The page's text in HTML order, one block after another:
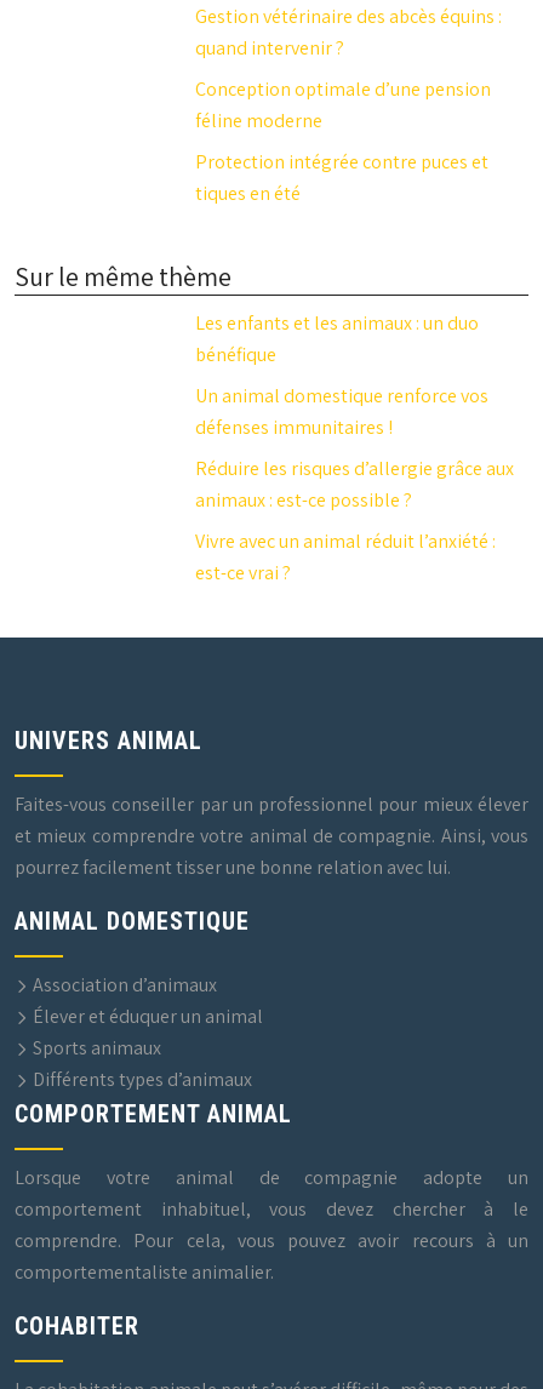
Gestion vétérinaire des abcès équins :
quand intervenir ?
Conception optimale d’une pension
féline moderne
Protection intégrée contre puces et
tiques en été
Sur le même thème
Les enfants et les animaux : un duo
bénéfique
Un animal domestique renforce vos
défenses immunitaires !
Réduire les risques d’allergie grâce aux
animaux : est-ce possible ?
Vivre avec un animal réduit l’anxiété :
est-ce vrai ?
UNIVERS ANIMAL
Faites-vous conseiller par un professionnel pour mieux élever
et mieux comprendre votre animal de compagnie. Ainsi, vous
pourrez facilement tisser une bonne relation avec lui.
ANIMAL DOMESTIQUE
Association d’animaux
Élever et éduquer un animal
Sports animaux
Différents types d’animaux
COMPORTEMENT ANIMAL
Lorsque votre animal de compagnie adopte un
comportement inhabituel, vous devez chercher à le
comprendre. Pour cela, vous pouvez avoir recours à un
comportementaliste animalier.
COHABITER